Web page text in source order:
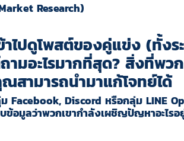
Research)
าไปดูโพสต์ของคู่แข่ง (ทั้ง
มอะไรมากที่สุด? สิ่งที่พว
ามารถนำมาแก้โจทย์ได้
ม Facebook, Discord หรือกลุ่ม LINE
ข้อมูลว่าพวกเขากำลังเผชิญปัญหาอะไรอ